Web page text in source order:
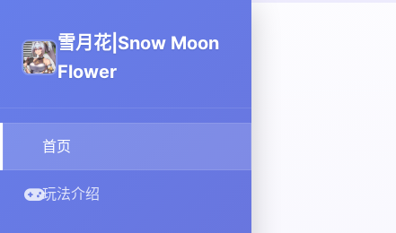
雪月花|Snow Moon
Flower
首页
玩法介绍